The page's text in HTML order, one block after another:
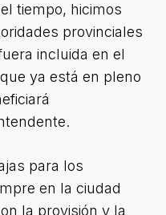
tiempo, hicimos
provinciales
incluida en el
ya está en pleno
para los
en la ciudad
la provisión y la